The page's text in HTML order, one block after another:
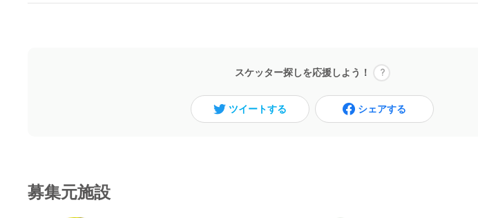
スケッター探しを応援しよう！
ツイートする シェアする
募集元施設